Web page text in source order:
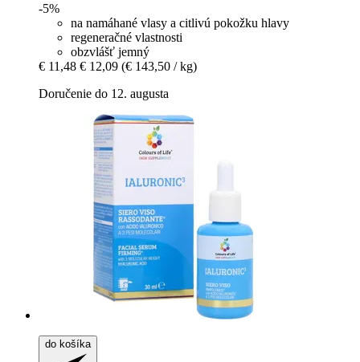
-5%
na namáhané vlasy a citlivú pokožku hlavy
regeneračné vlastnosti
obzvlášť jemný
€ 11,48 € 12,09 (€ 143,50 / kg)
Doručenie do 12. augusta
do košíka